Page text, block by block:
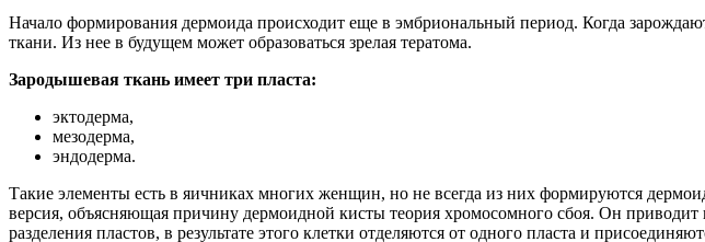
Начало формирования дермоида происходит еще в эмбриональный период. Когда
ткани. Из нее в будущем может образоваться зрелая тератома.
Зародышевая ткань имеет три пласта:
эктодерма,
мезодерма,
эндодерма.
Такие элементы есть в яичниках многих женщин, но не всегда из них формируются
версия, объясняющая причину дермоидной кисты теория хромосомного сбоя. Он
разделения пластов, в результате этого клетки отделяются от одного пласта и